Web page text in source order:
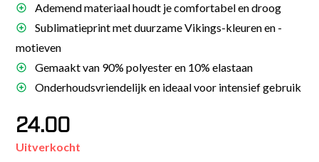
Ademend materiaal houdt je comfortabel en droog
Sublimatieprint met duurzame Vikings-kleuren en -
motieven
Gemaakt van 90% polyester en 10% elastaan
Onderhoudsvriendelijk en ideaal voor intensief gebruik
24.00
Uitverkocht